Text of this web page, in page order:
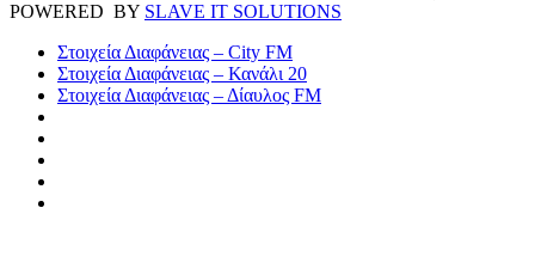
POWERED BY SLAVE IT SOLUTIONS
Στοιχεία Διαφάνειας – City FM
Στοιχεία Διαφάνειας – Κανάλι 20
Στοιχεία Διαφάνειας – Δίαυλος FM